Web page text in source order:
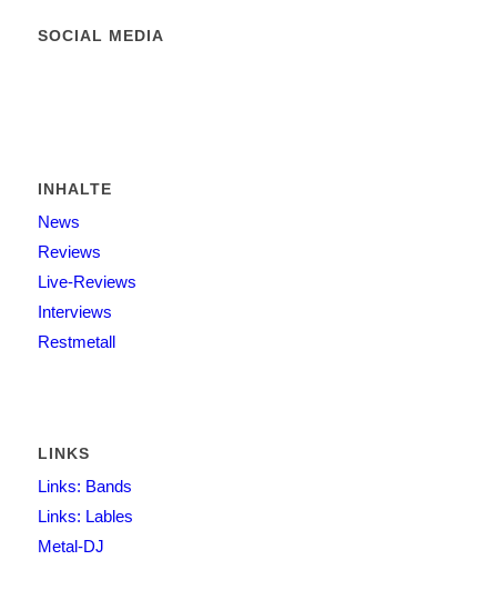
SOCIAL MEDIA
INHALTE
News
Reviews
Live-Reviews
Interviews
Restmetall
LINKS
Links: Bands
Links: Lables
Metal-DJ